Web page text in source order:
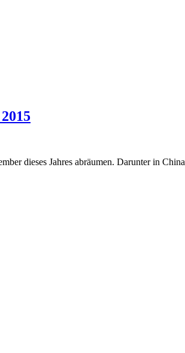
dieses Jahres abräumen. Darunter in China